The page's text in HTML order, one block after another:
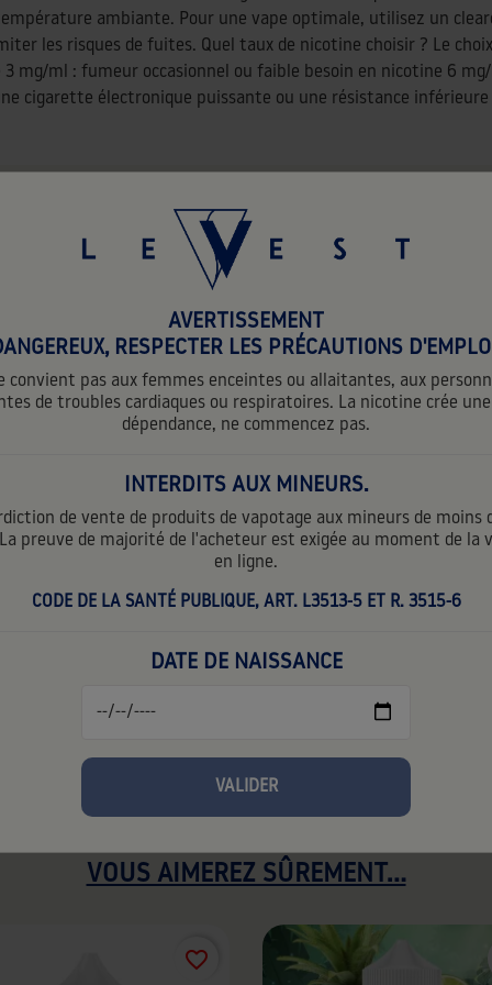
AVERTISSEMENT
RESPECTER LES PRÉCAUTIONS
convient pas aux femmes enceintes ou allaitantes, aux
de troubles cardiaques ou respiratoires. La nicotine crée
dépendance, ne commencez pas.
INTERDITS AUX MINEURS.
de vente de produits de vapotage aux mineurs de moins
preuve de majorité de l'acheteur est exigée au moment de la
en ligne.
CODE DE LA SANTÉ PUBLIQUE, ART. L3513-5 ET R. 3515-6
DATE DE NAISSANCE
VALIDER
ambiante. Pour une vape optimale, utilisez un
les risques de fuites. Quel taux de nicotine choisir ? Le
mg/ml : fumeur occasionnel ou faible besoin en nicotine 6
cigarette électronique puissante ou une résistance
DANS LA MÊME CATÉGORIE
favorite_border
2+10ML FRUIT DU
VOUS AIMEREZ SÛREMENT...
favorite_border